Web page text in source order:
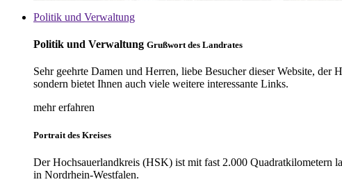
Politik und Verwaltung
Politik und Verwaltung Grußwort des Landrates
Sehr geehrte Damen und Herren, liebe Besucher dieser Website,
sondern bietet Ihnen auch viele weitere interessante Links.
mehr erfahren
Portrait des Kreises
Der Hochsauerlandkreis (HSK) ist mit fast 2.000 Quadratkilometern
in Nordrhein-Westfalen.